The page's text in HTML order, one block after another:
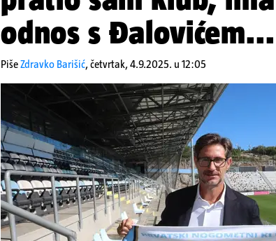
odnos s Đalovićem...
PišeZdravko Barišić,četvrtak, 4.9.2025. u 12:05